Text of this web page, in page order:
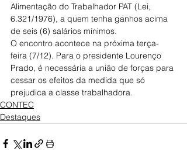
Alimentação do Trabalhador PAT (Lei,
6.321/1976), a quem tenha ganhos acima
de seis (6) salários mínimos.
O encontro acontece na próxima terça-
feira (7/12). Para o presidente Lourenço
Prado, é necessária a união de forças para
cessar os efeitos da medida que só
prejudica a classe trabalhadora.
CONTEC
Destaques